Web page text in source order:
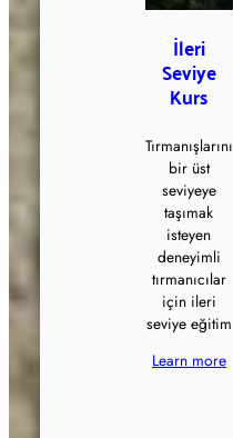
İleri
Seviye
Kurs
Tırmanışlarını
bir üst
seviyeye
taşımak
isteyen
deneyimli
tırmanıcılar
için ileri
seviye eğitim
Learn more